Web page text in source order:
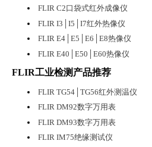
FLIR C2口袋式红外成像仪
FLIR I3│I5│I7红外热像仪
FLIR E4│E5│E6│E8热像仪
FLIR E40│E50│E60热像仪
FLIR工业检测产品推荐
FLIR TG54│TG56红外测温仪
FLIR DM92数字万用表
FLIR DM93数字万用表
FLIR IM75绝缘测试仪